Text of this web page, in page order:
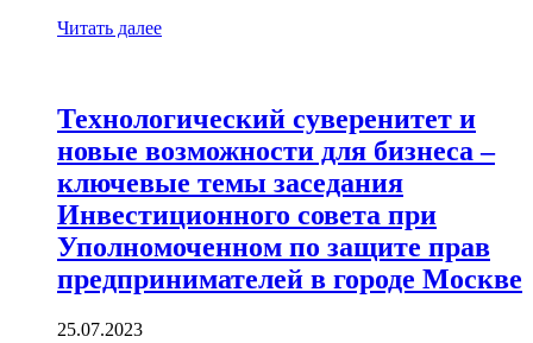
Читать далее
Технологический суверенитет и
новые возможности для бизнеса –
ключевые темы заседания
Инвестиционного совета при
Уполномоченном по защите прав
предпринимателей в городе Москве
25.07.2023